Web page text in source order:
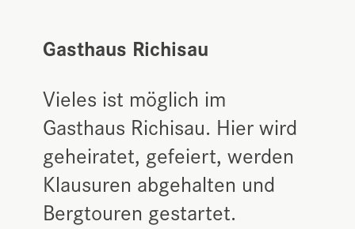
Gasthaus Richisau
Vieles ist möglich im
Gasthaus Richisau. Hier wird
geheiratet, gefeiert, werden
Klausuren abgehalten und
Bergtouren gestartet.